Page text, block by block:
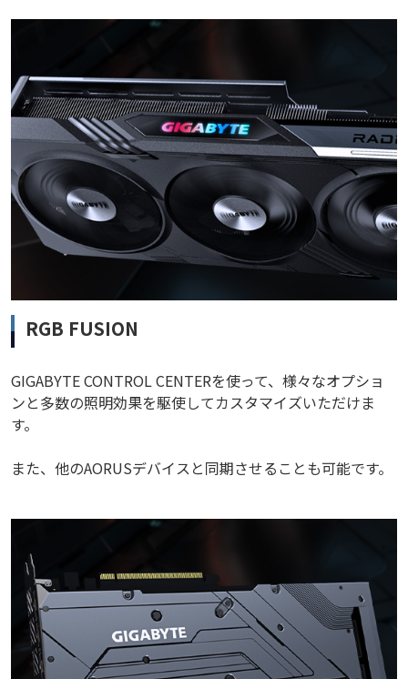
RGB FUSION
GIGABYTE CONTROL CENTERを使って、様々なオプショ
ンと多数の照明効果を駆使してカスタマイズいただけま
す。
また、他のAORUSデバイスと同期させることも可能です。